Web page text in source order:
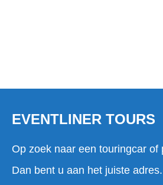
EVENTLINER TOURS
Op zoek naar een touringcar of
Dan bent u aan het juiste